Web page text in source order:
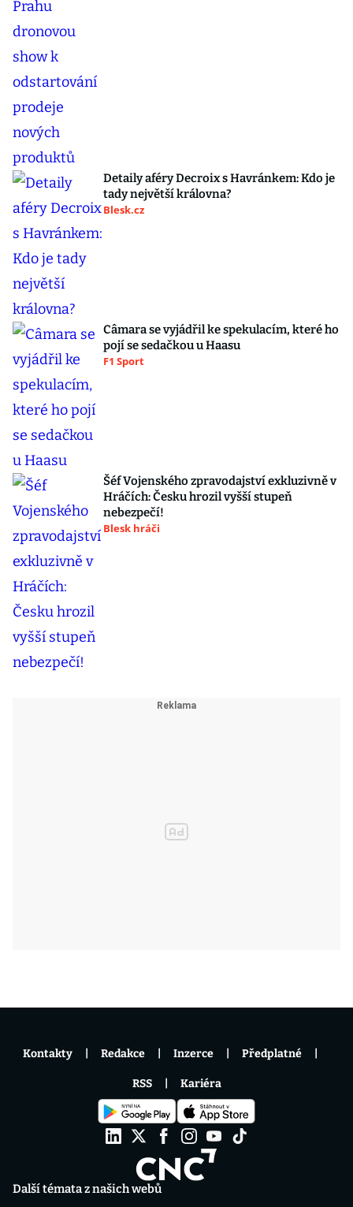
Detaily aféry Decroix s Havránkem: Kdo je
tady největší královna?
Blesk.cz
Câmara se vyjádřil ke spekulacím, které ho
pojí se sedačkou u Haasu
F1 Sport
Šéf Vojenského zpravodajství exkluzivně v
Hráčích: Česku hrozil vyšší stupeň
nebezpečí!
Blesk hráči
Další témata z našich webů
Kontakty Redakce Inzerce Předplatné
RSS Kariéra